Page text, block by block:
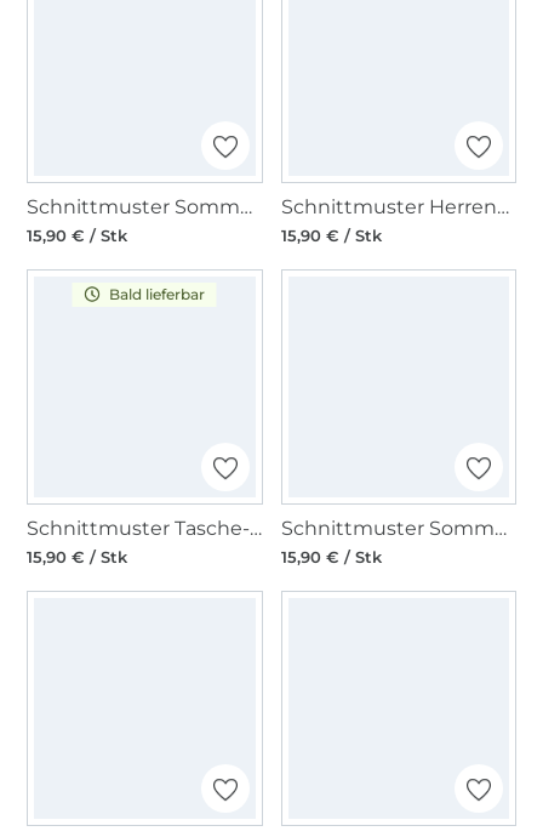
Schnittmuster Sommerkleid, A-Linie, Burda 7100
15,90 € / Stk
Schnittmuster Herrenhemd, verschiedene Kragenarten, Burda 7045
15,90 € / Stk
Bald lieferbar
Schnittmuster Tasche-Shopper, Burda 7158
15,90 € / Stk
Schnittmuster Sommer-Tunika & Trägerkleid, Burda 7390
15,90 € / Stk